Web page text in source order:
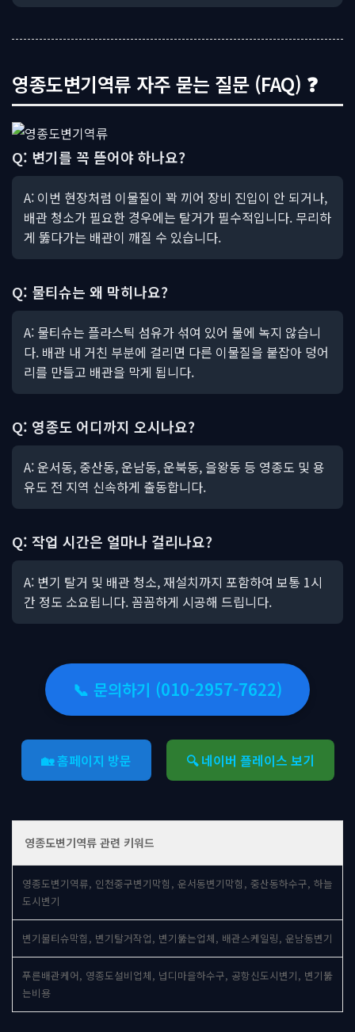
영종도변기역류 자주 묻는 질문 (FAQ) ❓
Q: 변기를 꼭 뜯어야 하나요?
A: 이번 현장처럼 이물질이 꽉 끼어 장비 진입이 안 되거나,
배관 청소가 필요한 경우에는 탈거가 필수적입니다. 무리하
게 뚫다가는 배관이 깨질 수 있습니다.
Q: 물티슈는 왜 막히나요?
A: 물티슈는 플라스틱 섬유가 섞여 있어 물에 녹지 않습니
다. 배관 내 거친 부분에 걸리면 다른 이물질을 붙잡아 덩어
리를 만들고 배관을 막게 됩니다.
Q: 영종도 어디까지 오시나요?
A: 운서동, 중산동, 운남동, 운북동, 을왕동 등 영종도 및 용
유도 전 지역 신속하게 출동합니다.
Q: 작업 시간은 얼마나 걸리나요?
A: 변기 탈거 및 배관 청소, 재설치까지 포함하여 보통 1시
간 정도 소요됩니다. 꼼꼼하게 시공해 드립니다.
📞 문의하기 (010-2957-7622)
🏡 홈페이지 방문 🔍 네이버 플레이스 보기
영종도변기역류 관련 키워드
영종도변기역류, 인천중구변기막힘, 운서동변기막힘, 중산동하수구, 하늘
도시변기
변기물티슈막힘, 변기탈거작업, 변기뚫는업체, 배관스케일링, 운남동변기
푸른배관케어, 영종도설비업체, 넙디마을하수구, 공항신도시변기, 변기뚫
는비용